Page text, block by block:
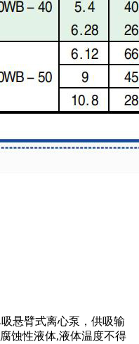
悬臂式离心泵，供吸输
蚀性液体,液体温度不得